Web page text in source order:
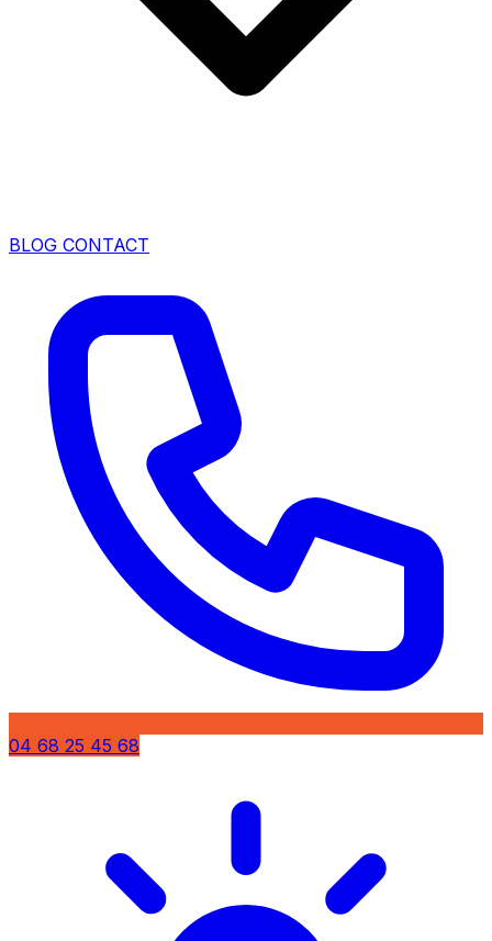
BLOG CONTACT
04 68 25 45 68